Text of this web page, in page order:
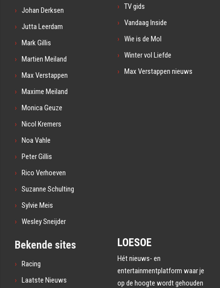
Johan Derksen
Jutta Leerdam
Mark Gillis
Martien Meiland
Max Verstappen
Maxime Meiland
Monica Geuze
Nicol Kremers
Noa Vahle
Peter Gillis
Rico Verhoeven
Suzanne Schulting
Sylvie Meis
Wesley Sneijder
TV gids
Vandaag Inside
Wie is de Mol
Winter vol Liefde
Max Verstappen nieuws
Bekende sites
Racing
Laatste Nieuws
LOESOE
Hét nieuws- en
entertainmentplatform waar je
op de hoogte wordt gehouden